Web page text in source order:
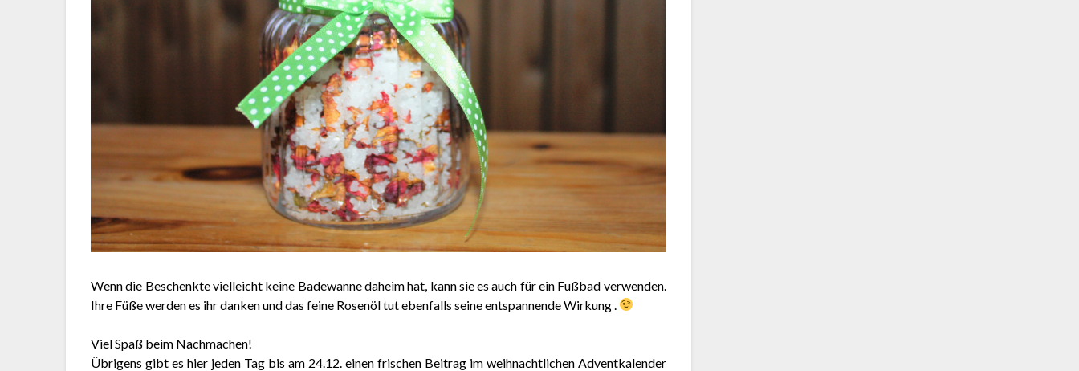
Wenn die Beschenkte vielleicht keine Badewanne daheim hat, kann sie es auch für ein Fußbad verwenden.
Ihre Füße werden es ihr danken und das feine Rosenöl tut ebenfalls seine entspannende Wirkung .
Viel Spaß beim Nachmachen!
Übrigens gibt es hier jeden Tag bis am 24.12. einen frischen Beitrag im weihnachtlichen Adventkalender